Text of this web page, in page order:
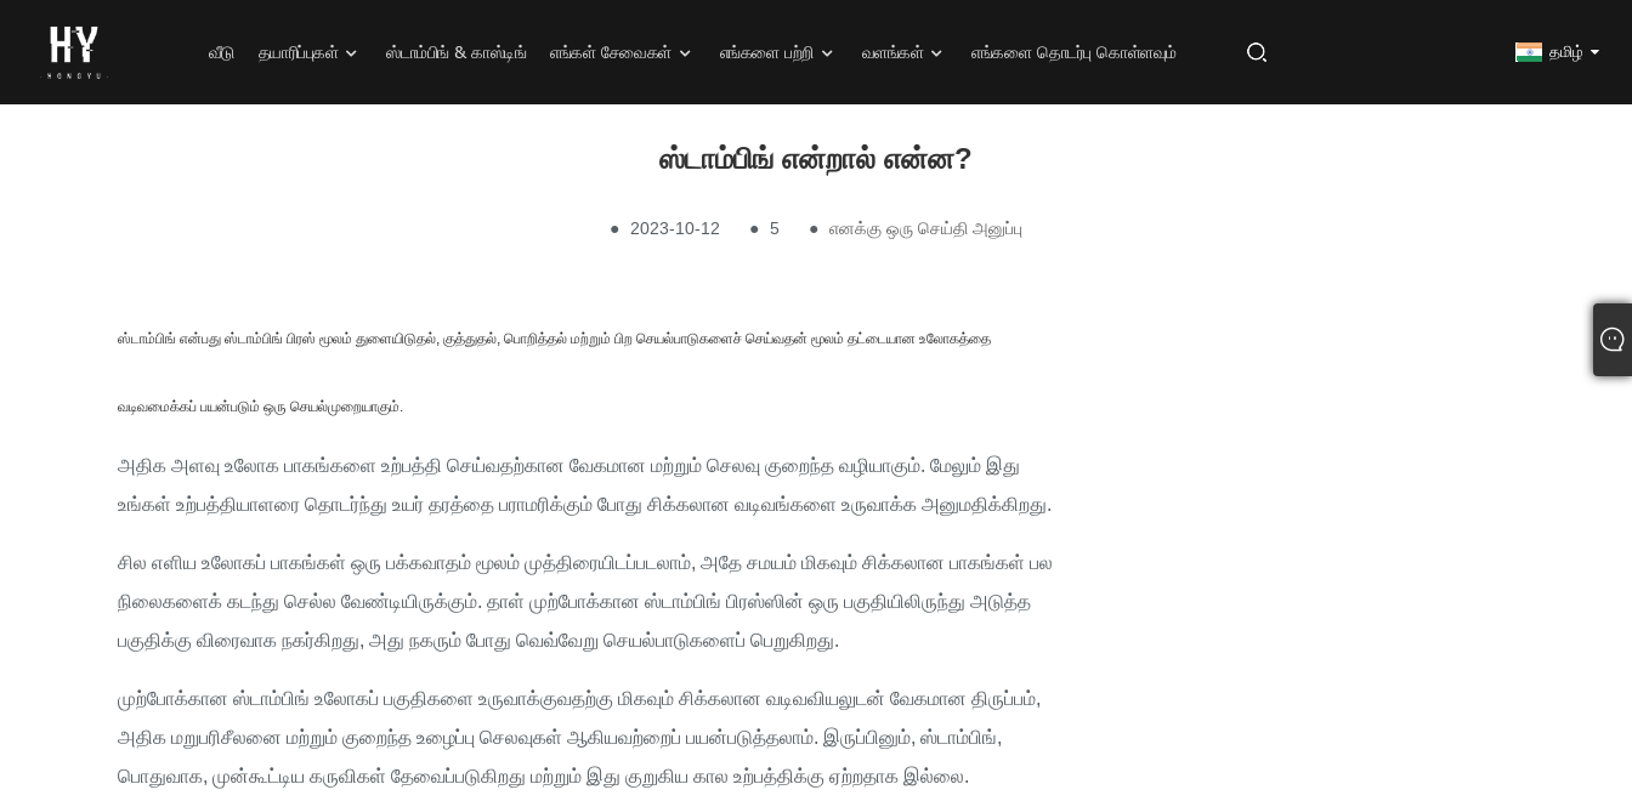
வீடு தயாரிப்புகள் ஸ்டாம்பிங் & காஸ்டிங் எங்கள் சேவைகள் எங்களை பற்றி வளங்கள் எங்களை தொடர்பு கொள்ளவும் தமிழ்
ஸ்டாம்பிங் என்றால் என்ன?
● 2023-10-12 ● 5 ● எனக்கு ஒரு செய்தி அனுப்பு
ஸ்டாம்பிங் என்பது ஸ்டாம்பிங் பிரஸ் மூலம் துளையிடுதல், குத்துதல், பொறித்தல் மற்றும் பிற செயல்பாடுகளைச் செய்வதன் மூலம் தட்டையான உலோகத்தை
வடிவமைக்கப் பயன்படும் ஒரு செயல்முறையாகும்.
அதிக அளவு உலோக பாகங்களை உற்பத்தி செய்வதற்கான வேகமான மற்றும் செலவு குறைந்த வழியாகும். மேலும் இது
உங்கள் உற்பத்தியாளரை தொடர்ந்து உயர் தரத்தை பராமரிக்கும் போது சிக்கலான வடிவங்களை உருவாக்க அனுமதிக்கிறது.
சில எளிய உலோகப் பாகங்கள் ஒரு பக்கவாதம் மூலம் முத்திரையிடப்படலாம், அதே சமயம் மிகவும் சிக்கலான பாகங்கள் பல
நிலைகளைக் கடந்து செல்ல வேண்டியிருக்கும். தாள் முற்போக்கான ஸ்டாம்பிங் பிரஸ்ஸின் ஒரு பகுதியிலிருந்து அடுத்த
பகுதிக்கு விரைவாக நகர்கிறது, அது நகரும் போது வெவ்வேறு செயல்பாடுகளைப் பெறுகிறது.
முற்போக்கான ஸ்டாம்பிங் உலோகப் பகுதிகளை உருவாக்குவதற்கு மிகவும் சிக்கலான வடிவவியலுடன் வேகமான திருப்பம்,
அதிக மறுபரிசீலனை மற்றும் குறைந்த உழைப்பு செலவுகள் ஆகியவற்றைப் பயன்படுத்தலாம். இருப்பினும், ஸ்டாம்பிங்,
பொதுவாக, முன்கூட்டிய கருவிகள் தேவைப்படுகிறது மற்றும் இது குறுகிய கால உற்பத்திக்கு ஏற்றதாக இல்லை.